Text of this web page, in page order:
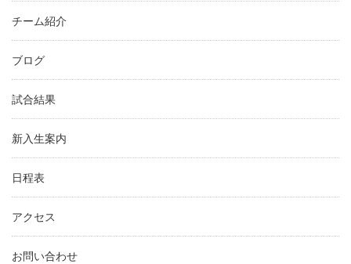
チーム紹介
ブログ
試合結果
新入生案内
日程表
アクセス
お問い合わせ